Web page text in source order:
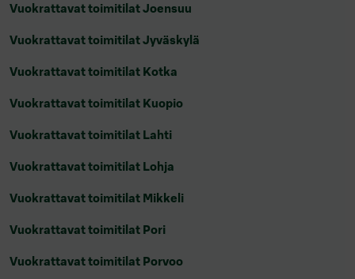
Vuokrattavat toimitilat Joensuu
Vuokrattavat toimitilat Jyväskylä
Vuokrattavat toimitilat Kotka
Vuokrattavat toimitilat Kuopio
Vuokrattavat toimitilat Lahti
Vuokrattavat toimitilat Lohja
Vuokrattavat toimitilat Mikkeli
Vuokrattavat toimitilat Pori
Vuokrattavat toimitilat Porvoo